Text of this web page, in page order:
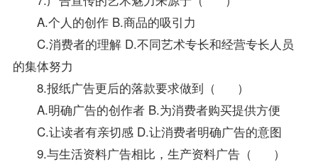
A.个人的创作 B.商品的吸引力
C.消费者的理解 D.不同艺术专长和经营专长人员
的集体努力
8.报纸广告更后的落款要求做到（ ）
A.明确广告的创作者 B.为消费者购买提供方便
C.让读者有亲切感 D.让消费者明确广告的意图
9.与生活资料广告相比，生产资料广告（ ）